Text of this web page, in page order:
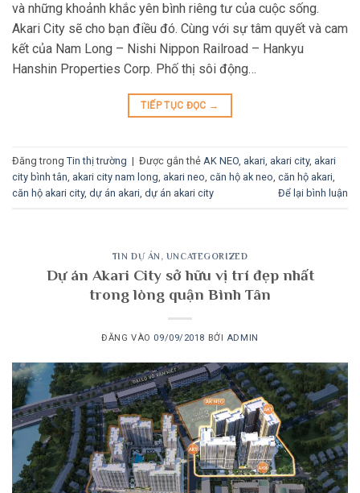
và những khoảnh khắc yên bình riêng tư của cuộc sống.
Akari City sẽ cho bạn điều đó. Cùng với sự tâm quyết và cam
kết của Nam Long – Nishi Nippon Railroad – Hankyu
Hanshin Properties Corp. Phố thị sôi động…
TIẾP TỤC ĐỌC →
Đăng trong Tin thị trường | Được gắn thẻ AK NEO akari akari city, akari
city bình tân akari city nam long akari neo căn hộ ak neo căn hộ akari
căn hộ akari city, dự án akari dự án akari city Để lại bình luận
TIN DỰ ÁN , UNCATEGORIZED
Dự án Akari City sở hữu vị trí đẹp nhất
trong lòng quận Bình Tân
ĐĂNG VÀO 09/09/2018 BỞI ADMIN